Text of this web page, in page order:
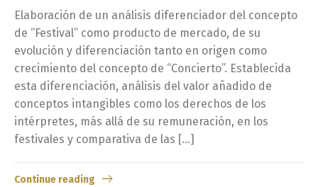
Elaboración de un análisis diferenciador del concepto
de “Festival” como producto de mercado, de su
evolución y diferenciación tanto en origen como
crecimiento del concepto de “Concierto”. Establecida
esta diferenciación, análisis del valor añadido de
conceptos intangibles como los derechos de los
intérpretes, más allá de su remuneración, en los
festivales y comparativa de las […]
Continue reading